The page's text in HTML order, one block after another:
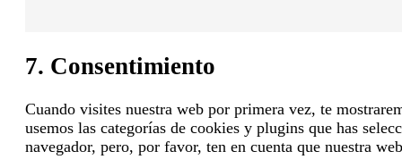
7. Consentimiento
Cuando visites nuestra web por primera vez, te
usemos las categorías de cookies y plugins que has
navegador, pero, por favor, ten en cuenta que nuestra